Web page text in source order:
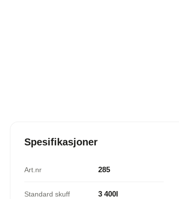
Spesifikasjoner
Art.nr 285
Standard skuff 3 400l